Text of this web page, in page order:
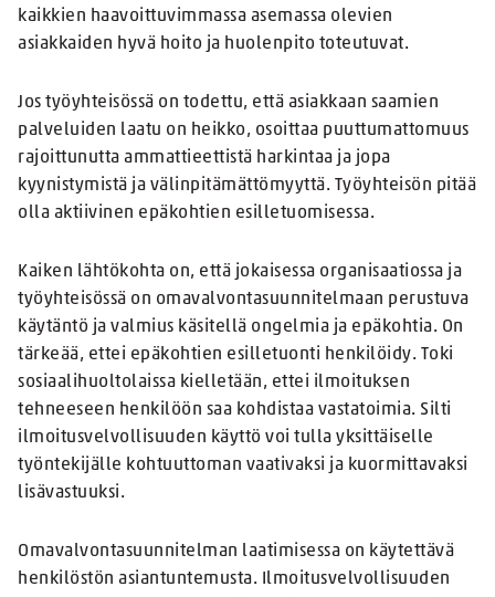
kaikkien haavoittuvimmassa asemassa olevien
asiakkaiden hyvä hoito ja huolenpito toteutuvat.
Jos työyhteisössä on todettu, että asiakkaan saamien
palveluiden laatu on heikko, osoittaa puuttumattomuus
rajoittunutta ammattieettistä harkintaa ja jopa
kyynistymistä ja välinpitämättömyyttä. Työyhteisön pitää
olla aktiivinen epäkohtien esilletuomisessa.
Kaiken lähtökohta on, että jokaisessa organisaatiossa ja
työyhteisössä on omavalvontasuunnitelmaan perustuva
käytäntö ja valmius käsitellä ongelmia ja epäkohtia. On
tärkeää, ettei epäkohtien esilletuonti henkilöidy. Toki
sosiaalihuoltolaissa kielletään, ettei ilmoituksen
tehneeseen henkilöön saa kohdistaa vastatoimia. Silti
ilmoitusvelvollisuuden käyttö voi tulla yksittäiselle
työntekijälle kohtuuttoman vaativaksi ja kuormittavaksi
lisävastuuksi.
Omavalvontasuunnitelman laatimisessa on käytettävä
henkilöstön asiantuntemusta. Ilmoitusvelvollisuuden